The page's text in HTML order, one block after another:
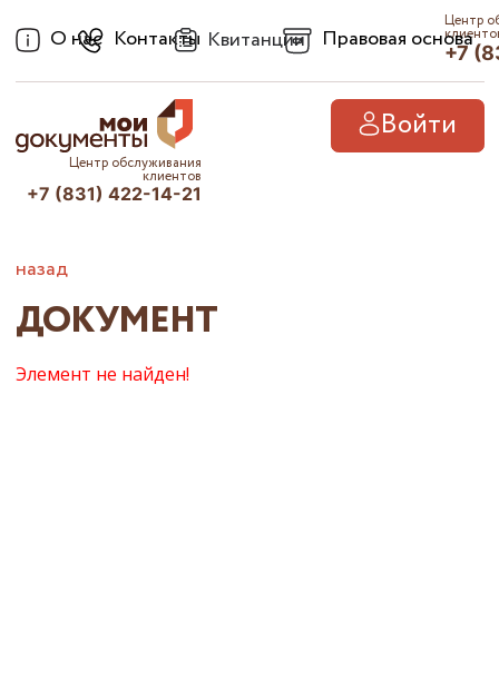
О нас Контакты Квитанции Правовая основа
Центр
+7
Войти
Центр обслуживания
клиентов
+7 (831) 422-14-21
назад
ДОКУМЕНТ
Элемент не найден!